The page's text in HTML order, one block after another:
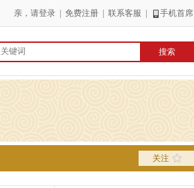
亲，请登录 免费注册 联系客服 手机首席
关注